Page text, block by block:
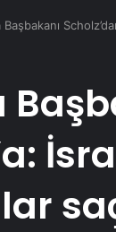
Başbakanı